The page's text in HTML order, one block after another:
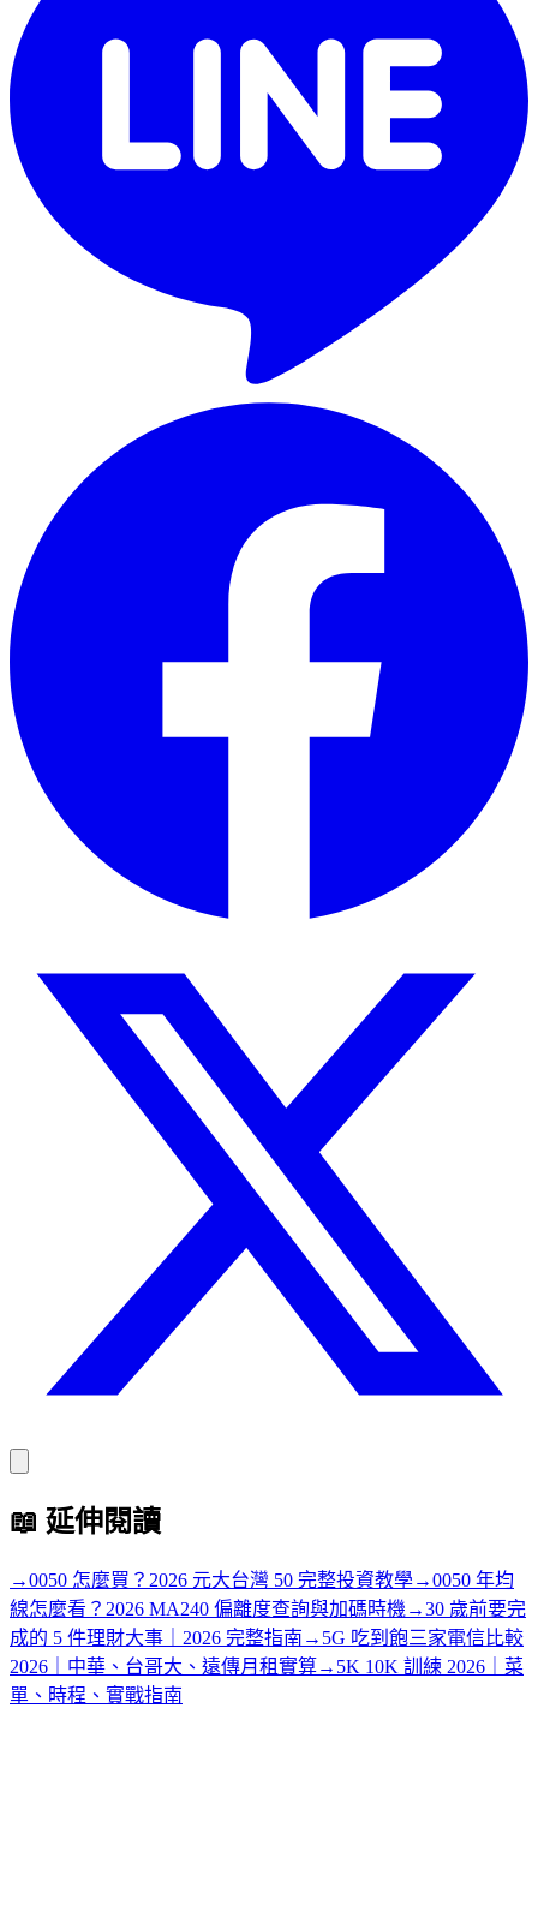
📖 延伸閱讀
→0050 怎麼買？2026 元大台灣 50 完整投資教學→0050 年均
線怎麼看？2026 MA240 偏離度查詢與加碼時機 →30 歲前要完
成的 5 件理財大事｜2026 完整指南 → 5G 吃到飽三家電信比較
2026｜中華、台哥大、遠傳月租實算→ 5K 10K 訓練 2026｜菜
單、時程、實戰指南